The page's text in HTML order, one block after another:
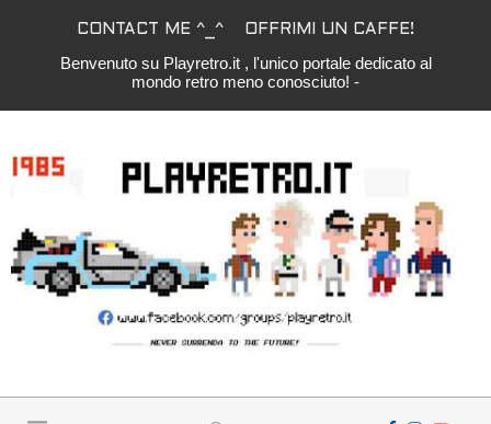
CONTACT ME ^_^ OFFRIMI UN CAFFE!
Benvenuto su Playretro.it , l'unico portale dedicato al
mondo retro meno conosciuto! -